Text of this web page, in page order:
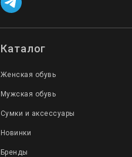
Каталог
Женская обувь
Мужская обувь
Сумки и аксессуары
Новинки
Бренды